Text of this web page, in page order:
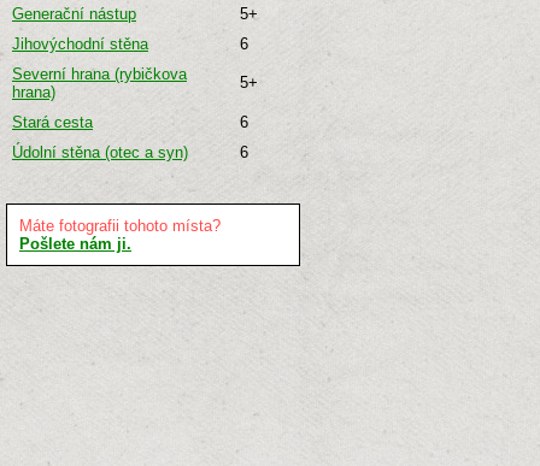
Generační nástup
5+
Jihovýchodní stěna
6
Severní hrana (rybičkova
hrana)
5+
Stará cesta
6
Údolní stěna (otec a syn)
6
Máte fotografii tohoto místa?
Pošlete nám ji.